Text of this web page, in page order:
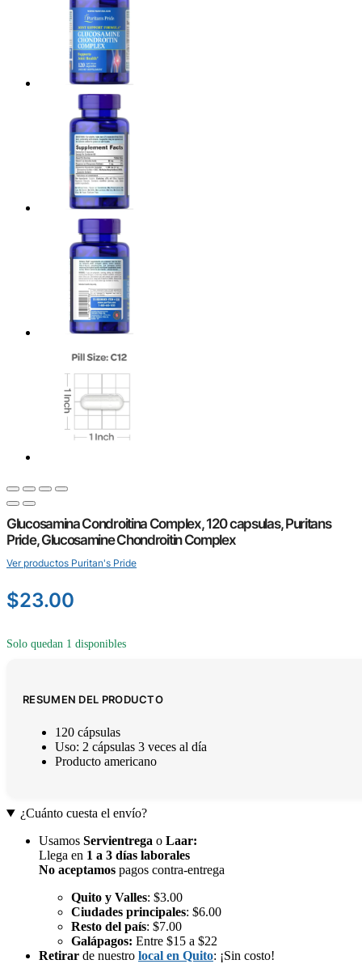
Glucosamina Condroitina Complex, 120 capsulas, Puritans
Pride, Glucosamine Chondroitin Complex
Ver productos Puritan's Pride
$23.00
Solo quedan 1 disponibles
RESUMEN DEL PRODUCTO
120 cápsulas
Uso: 2 cápsulas 3 veces al día
Producto americano
¿Cuánto cuesta el envío?
Usamos Servientrega o Laar:
Llega en 1 a 3 días laborales
No aceptamos pagos contra-entrega
Quito y Valles: $3.00
Ciudades principales: $6.00
Resto del país: $7.00
Galápagos: Entre $15 a $22
Retirar de nuestro local en Quito: ¡Sin costo!